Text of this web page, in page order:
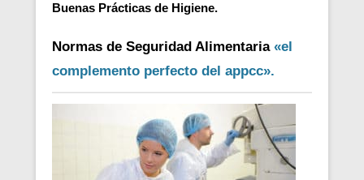
Buenas Prácticas de Higiene.
Normas de Seguridad Alimentaria «el
complemento perfecto del appcc».